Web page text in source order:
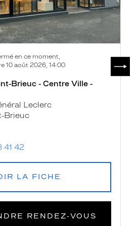
en ce moment,
10 août 2026, 14:00
Brieuc - Centre Ville -
Leclerc
Brieuc
41 42
LA FICHE
RENDEZ‑VOUS